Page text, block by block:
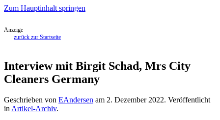
Zum Hauptinhalt springen
Anzeige
zurück zur Startseite
Interview mit Birgit Schad, Mrs City
Cleaners Germany
Geschrieben von EAndersen am 2. Dezember 2022. Veröffentlicht
in Artikel-Archiv.